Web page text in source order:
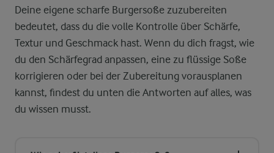
Deine eigene scharfe Burgersoße zuzubereiten
bedeutet, dass du die volle Kontrolle über Schärfe,
Textur und Geschmack hast. Wenn du dich fragst, wie
du den Schärfegrad anpassen, eine zu flüssige Soße
korrigieren oder bei der Zubereitung vorausplanen
kannst, findest du unten die Antworten auf alles, was
du wissen musst.